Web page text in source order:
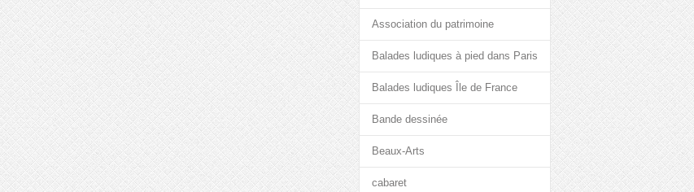
Association du patrimoine
Balades ludiques à pied dans Paris
Balades ludiques Île de France
Bande dessinée
Beaux-Arts
cabaret